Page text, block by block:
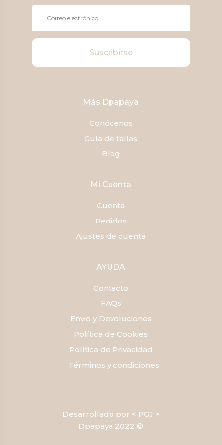
Suscribirse
Más Dpapaya
Conócenos
Guía de tallas
Blog
Mi Cuenta
Cuenta
Pedidos
Ajustes de cuenta
AYUDA
Contacto
FAQs
Envio y Devoluciones
Política de Cookies
Política de Privacidad
Términos y condiciones
Desarrollado por < PGJ >
Dpapaya 2022 ©